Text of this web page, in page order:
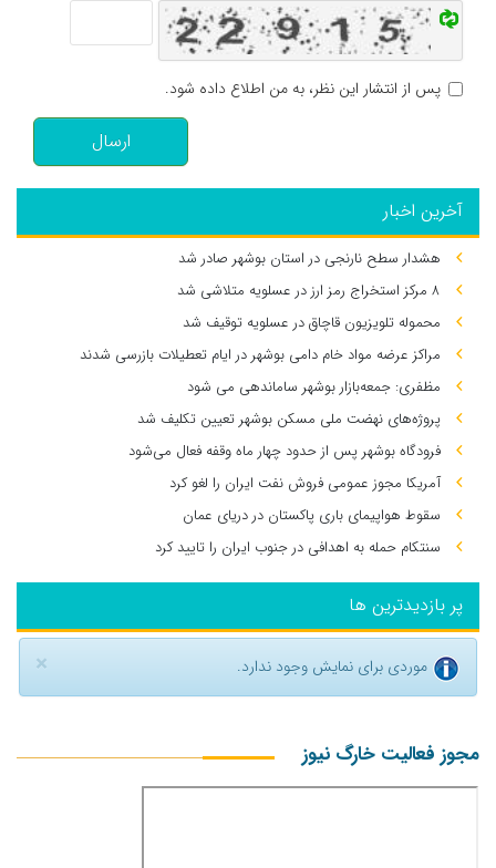
پس از انتشار این نظر، به من اطلاع داده شود.
ارسال
آخرین اخبار
هشدار سطح نارنجی در استان بوشهر صادر شد
۸ مرکز استخراج رمز ارز در عسلویه متلاشی شد
محموله تلویزیون قاچاق در عسلویه توقیف شد
مراکز عرضه مواد خام دامی بوشهر در ایام تعطیلات بازرسی شدند
مظفری: جمعه‌بازار بوشهر ساماندهی می‌ شود
پروژه‌های نهضت ملی مسکن بوشهر تعیین تکلیف شد
فرودگاه بوشهر پس از حدود چهار ماه وقفه فعال می‌شود
آمریکا مجوز عمومی فروش نفت ایران را لغو کرد
سقوط هواپیمای باری پاکستان در دریای عمان
سنتکام حمله به اهدافی در جنوب ایران را تایید کرد
پر بازدیدترین ها
× موردی برای نمایش وجود ندارد.
مجوز فعالیت خارگ نیوز